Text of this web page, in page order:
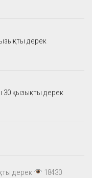
дерек
30 қызықты дерек
дерек
18430